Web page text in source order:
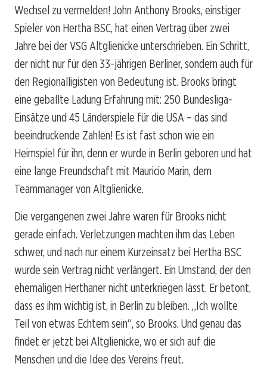
Wechsel zu vermelden! John Anthony Brooks, einstiger
Spieler von Hertha BSC, hat einen Vertrag über zwei
Jahre bei der VSG Altglienicke unterschrieben. Ein Schritt,
der nicht nur für den 33-jährigen Berliner, sondern auch für
den Regionalligisten von Bedeutung ist. Brooks bringt
eine geballte Ladung Erfahrung mit: 250 Bundesliga-
Einsätze und 45 Länderspiele für die USA – das sind
beeindruckende Zahlen! Es ist fast schon wie ein
Heimspiel für ihn, denn er wurde in Berlin geboren und hat
eine lange Freundschaft mit Mauricio Marin, dem
Teammanager von Altglienicke.
Die vergangenen zwei Jahre waren für Brooks nicht
gerade einfach. Verletzungen machten ihm das Leben
schwer, und nach nur einem Kurzeinsatz bei Hertha BSC
wurde sein Vertrag nicht verlängert. Ein Umstand, der den
ehemaligen Herthaner nicht unterkriegen lässt. Er betont,
dass es ihm wichtig ist, in Berlin zu bleiben. „Ich wollte
Teil von etwas Echtem sein“, so Brooks. Und genau das
findet er jetzt bei Altglienicke, wo er sich auf die
Menschen und die Idee des Vereins freut.